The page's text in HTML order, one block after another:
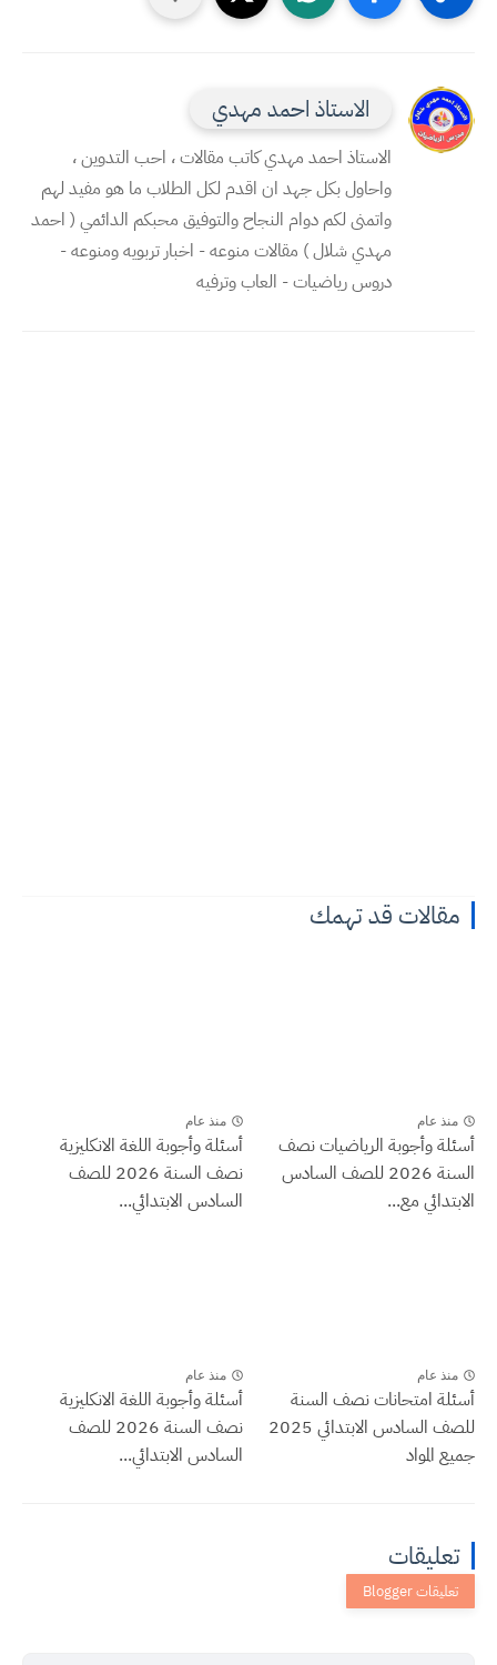
الاستاذ احمد مهدي
الاستاذ احمد مهدي كاتب مقالات ، احب التدوين ،
واحاول بكل جهد ان اقدم لكل الطلاب ما هو مفيد لهم
واتمنى لكم دوام النجاح والتوفيق محبكم الدائمي ( احمد
مهدي شلال ) مقالات منوعه - اخبار تربويه ومنوعه -
دروس رياضيات - العاب وترفيه
مقالات قد تهمك
منذ عام
أسئلة وأجوبة الرياضيات نصف
السنة 2026 للصف السادس
الابتدائي مع...
منذ عام
أسئلة وأجوبة اللغة الانكليزية
نصف السنة 2026 للصف
السادس الابتدائي...
منذ عام
أسئلة امتحانات نصف السنة
للصف السادس الابتدائي 2025
جميع المواد
منذ عام
أسئلة وأجوبة اللغة الانكليزية
نصف السنة 2026 للصف
السادس الابتدائي...
تعليقات